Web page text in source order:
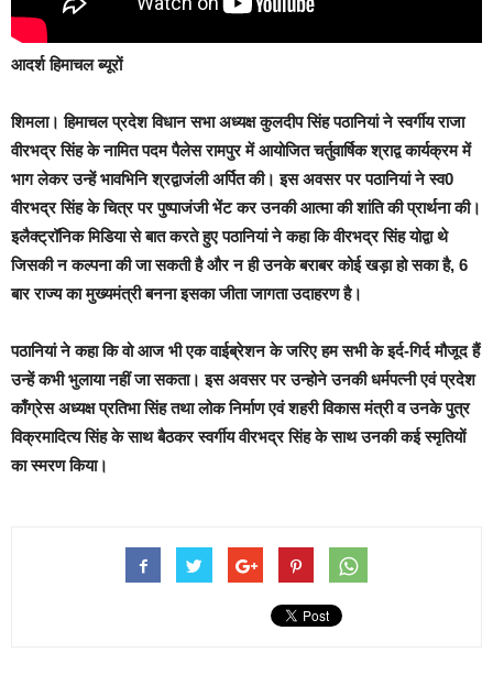
आदर्श हिमाचल ब्यूरों
शिमला। हिमाचल प्रदेश विधान सभा अध्यक्ष कुलदीप सिंह पठानियां ने स्वर्गीय राजा
वीरभद्र सिंह के नामित पदम पैलेस रामपुर में आयोजित चर्तुवार्षिक श्राद्व कार्यक्रम में
भाग लेकर उन्हें भावभिनि श्रद्वाजंली अर्पित की। इस अवसर पर पठानियां ने स्व0
वीरभद्र सिंह के चित्र पर पुष्पाजंजी भेंट कर उनकी आत्मा की शांति की प्रार्थना की।
इलैक्ट्रॉनिक मिडिया से बात करते हुए पठानियां ने कहा कि वीरभद्र सिंह योद्वा थे
जिसकी न कल्पना की जा सकती है और न ही उनके बराबर कोई खड़ा हो सका है, 6
बार राज्य का मुख्यमंत्री बनना इसका जीता जागता उदाहरण है।
पठानियां ने कहा कि वो आज भी एक वाईब्रेशन के जरिए हम सभी के इर्द-गिर्द मौजूद हैं
उन्हें कभी भुलाया नहीं जा सकता। इस अवसर पर उन्होने उनकी धर्मपत्नी एवं प्रदेश
काँग्रेस अध्यक्ष प्रतिभा सिंह तथा लोक निर्माण एवं शहरी विकास मंत्री व उनके पुत्र
‍विक्रमादित्य सिंह के साथ बैठकर स्वर्गीय वीरभद्र सिंह के साथ उनकी कई स्मृतियों
का स्मरण किया।